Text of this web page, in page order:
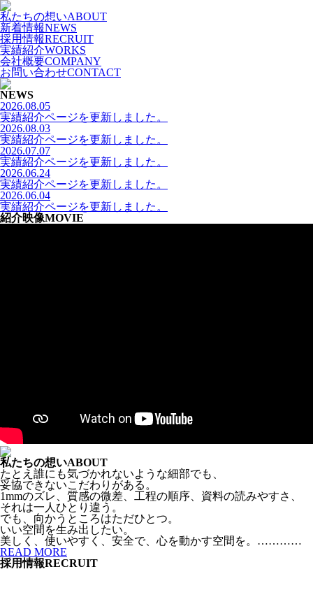
私たちの想いABOUT
新着情報NEWS
採用情報RECRUIT
実績紹介WORKS
会社概要COMPANY
お問い合わせCONTACT
NEWS
2026.08.05
実績紹介ページを更新しました。
2026.08.03
実績紹介ページを更新しました。
2026.07.07
実績紹介ページを更新しました。
2026.06.24
実績紹介ページを更新しました。
2026.06.04
実績紹介ページを更新しました。
紹介映像MOVIE
私たちの想いABOUT
たとえ誰にも気づかれないような細部でも、
妥協できないこだわりがある。
1mmのズレ、質感の微差、工程の順序、資料の読みやすさ、
それは一人ひとり違う。
でも、向かうところはただひとつ。
いい空間を生み出したい。
美しく、使いやすく、安全で、心を動かす空間を。…………
READ MORE
採用情報RECRUIT